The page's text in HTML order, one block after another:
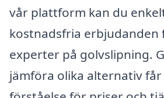
vår plattform kan du
kostnadsfria erbjudanden
experter på golvslipning.
jämföra olika alternativ